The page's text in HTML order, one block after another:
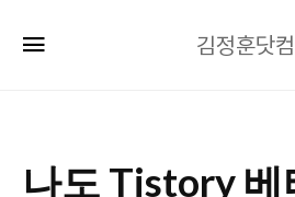
정
김정훈닷컴
나도 Tistory 베